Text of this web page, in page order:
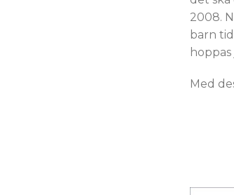
2008.
barn
Med